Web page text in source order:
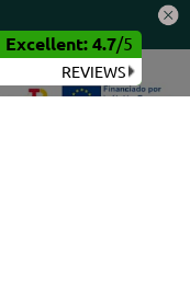
Excellent: 4.7/5
REVIEWS